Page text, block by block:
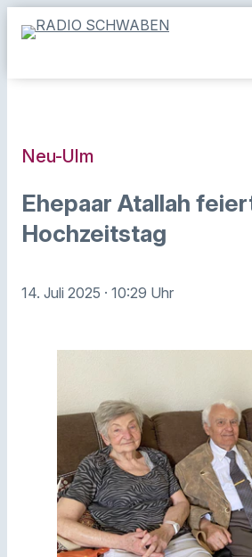
Neu-Ulm
Ehepaar Atallah
Hochzeitstag
14. Juli 2025 · 10:29 Uhr